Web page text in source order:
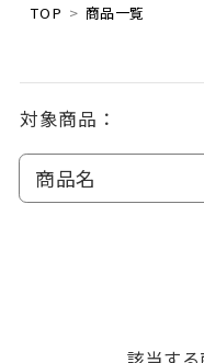
TOP 商品一覧
対象商品：
商品名